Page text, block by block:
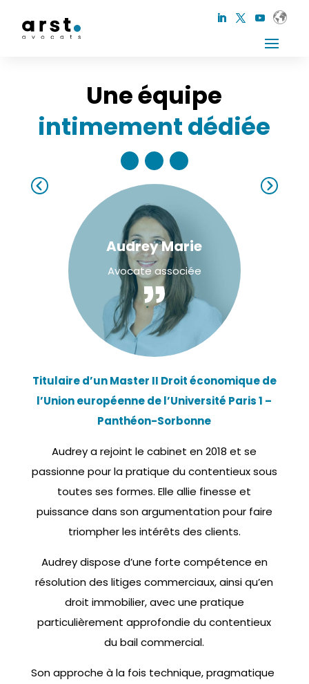
Une équipe
intimement dédiée
Audrey Marie
Avocate associée
Titulaire d’un Master II Droit économique de
l’Union européenne de l’Université Paris 1 –
Panthéon-Sorbonne
Audrey a rejoint le cabinet en 2018 et se
passionne pour la pratique du contentieux sous
toutes ses formes. Elle allie finesse et
puissance dans son argumentation pour faire
triompher les intérêts des clients.
Audrey dispose d’une forte compétence en
résolution des litiges commerciaux, ainsi qu’en
droit immobilier, avec une pratique
particulièrement approfondie du contentieux
du bail commercial.
Son approche à la fois technique, pragmatique